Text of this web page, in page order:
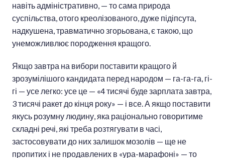
навіть адміністративно, — то сама природа
суспільства, отого креолізованого, дуже підіпсута,
надкушена, травматично згорьована, є такою, що
унеможливлює породження кращого.
Якщо завтра на вибори поставити кращого й
зрозумілішого кандидата перед народом — га-га-га, гі-
гі — усе легко: усе це — «4 тисячі буде зарплата завтра,
3 тисячі ракет до кінця року» — і все. А якщо поставити
якусь розумну людину, яка раціонально говоритиме
складні речі, які треба розтягувати в часі,
застосовувати до них залишок мозолів — ще не
пропитих і не продавлених в «ура-марафоні» — то